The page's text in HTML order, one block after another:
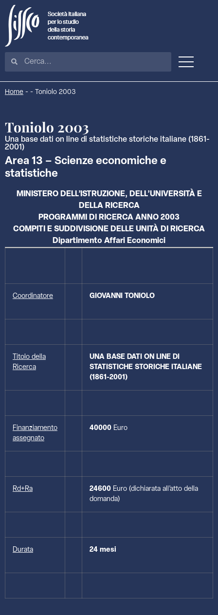
Home - - Toniolo 2003
Toniolo 2003
Una base dati on line di statistiche storiche italiane (1861-
2001)
Area 13 – Scienze economiche e
statistiche
MINISTERO DELL’ISTRUZIONE, DELL’UNIVERSITÀ E
DELLA RICERCA
PROGRAMMI DI RICERCA ANNO 2003
COMPITI E SUDDIVISIONE DELLE UNITÀ DI RICERCA
Dipartimento Affari Economici
Coordinatore GIOVANNI TONIOLO
Titolo della
Ricerca
UNA BASE DATI ON LINE DI
STATISTICHE STORICHE ITALIANE
(1861-2001)
Finanziamento
assegnato
40000 Euro
Rd+Ra 24600 Euro (dichiarata all’atto della
domanda)
Durata 24 mesi